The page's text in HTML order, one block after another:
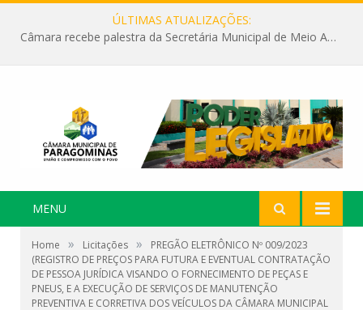
ÚLTIMAS ATUALIZAÇÕES:
Câmara recebe palestra da Secretária Municipal de Meio Ambiente sobre as ações da “SEMANA DO MEIO AMBIENTE”
MENU
Home » Licitações »
PREGÃO ELETRÔNICO Nº 009/2023
(REGISTRO DE PREÇOS PARA FUTURA E EVENTUAL CONTRATAÇÃO
DE PESSOA JURÍDICA VISANDO O FORNECIMENTO DE PEÇAS E
PNEUS, E A EXECUÇÃO DE SERVIÇOS DE MANUTENÇÃO
PREVENTIVA E CORRETIVA DOS VEÍCULOS DA CÂMARA MUNICIPAL